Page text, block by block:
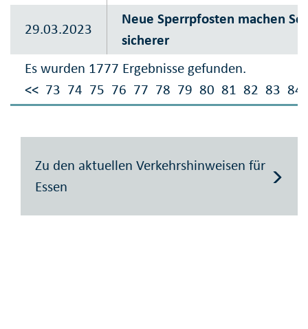
Es wurden 1777 Ergebnisse gefunden.
<< 73 74 75 76 77 78 79 80 81 82 83 84
29.03.2023
Neue Sperrpfosten machen
sicherer
Zu den aktuellen Verkehrshinweisen für
Essen